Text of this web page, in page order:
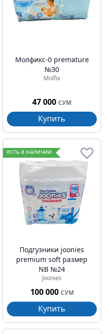
Молфикс-0 premature
№30
Molfix
47 000 СУМ
Купить
есть в наличии
Подгузники joonies
premium soft pазмер
NB №24
Joonies
100 000 СУМ
Купить